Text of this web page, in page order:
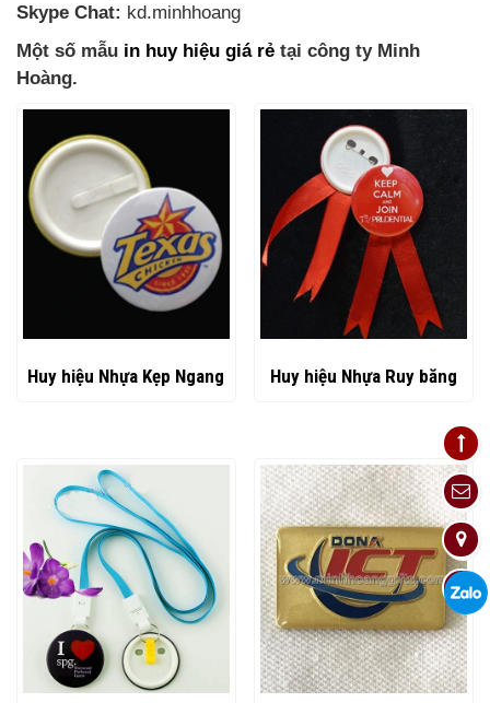
Skype Chat: kd.minhhoang
Một số mẫu in huy hiệu giá rẻ tại công ty Minh
Hoàng.
Huy hiệu Nhựa Kẹp Ngang Huy hiệu Nhựa Ruy băng